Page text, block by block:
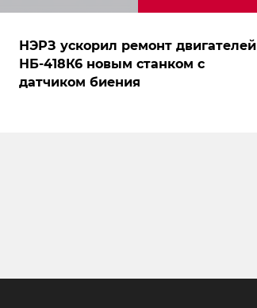
НЭРЗ ускорил ремонт двигателей
НБ-418К6 новым станком с
датчиком биения